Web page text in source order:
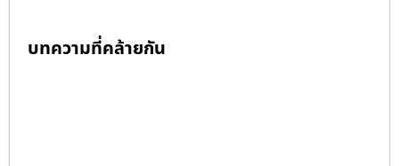
บทความที่คล้ายกัน